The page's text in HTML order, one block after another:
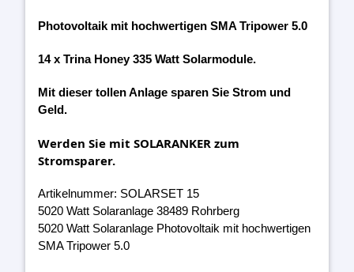
Photovoltaik mit hochwertigen SMA Tripower 5.0
14 x Trina Honey 335 Watt Solarmodule.
Mit dieser tollen Anlage sparen Sie Strom und
Geld.
Werden Sie mit SOLARANKER zum
Stromsparer.
Artikelnummer: SOLARSET 15
5020 Watt Solaranlage 38489 Rohrberg
5020 Watt Solaranlage Photovoltaik mit hochwertigen
SMA Tripower 5.0